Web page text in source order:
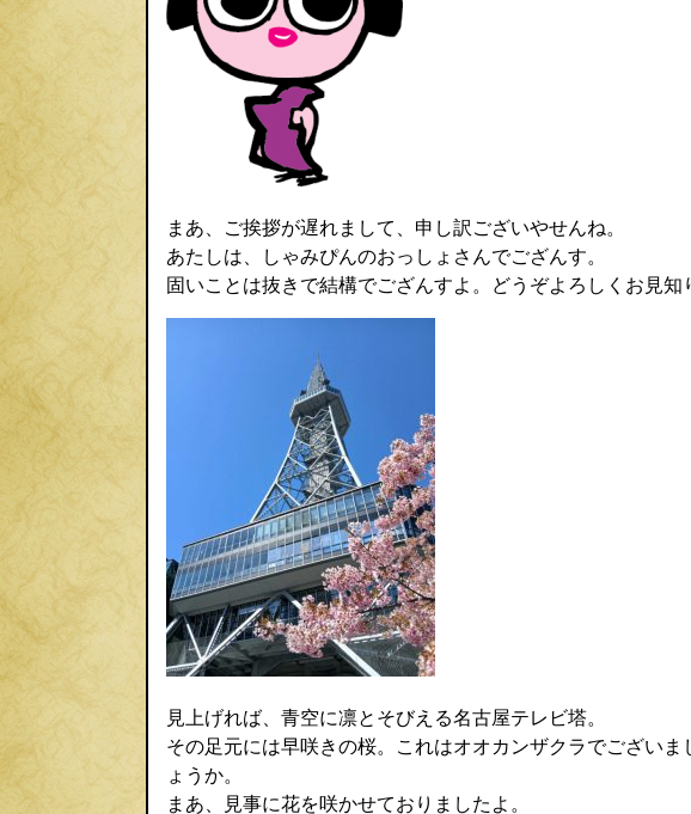
まあ、ご挨拶が遅れまして、申し訳ございやせんね。
あたしは、しゃみぴんのおっしょさんでござんす。
固いことは抜きで結構でござんすよ。どうぞよろしくお見知
見上げれば、青空に凛とそびえる名古屋テレビ塔。
その足元には早咲きの桜。これはオオカンザクラでござい
ょうか。
まあ、見事に花を咲かせておりましたよ。